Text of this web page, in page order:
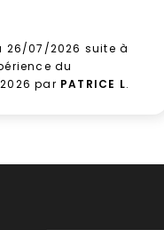
26/07/2026 suite à
du
par PATRICE L.